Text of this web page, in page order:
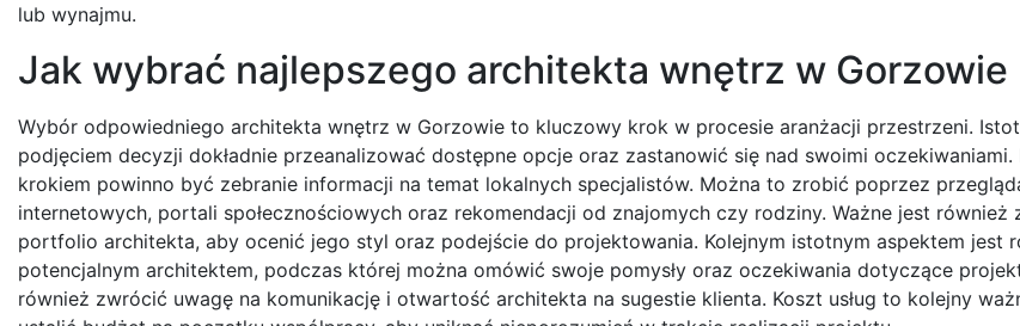
lub wynajmu.
Jak wybrać najlepszego architekta wnętrz w Gorzowie
Wybór odpowiedniego architekta wnętrz w Gorzowie to kluczowy krok w procesie aranżacji przestrzeni.
podjęciem decyzji dokładnie przeanalizować dostępne opcje oraz zastanowić się nad swoimi oczekiwaniami.
krokiem powinno być zebranie informacji na temat lokalnych specjalistów. Można to zrobić poprzez
internetowych, portali społecznościowych oraz rekomendacji od znajomych czy rodziny. Ważne jest również
portfolio architekta, aby ocenić jego styl oraz podejście do projektowania. Kolejnym istotnym aspektem jest
potencjalnym architektem, podczas której można omówić swoje pomysły oraz oczekiwania dotyczące
również zwrócić uwagę na komunikację i otwartość architekta na sugestie klienta. Koszt usług to kolejny